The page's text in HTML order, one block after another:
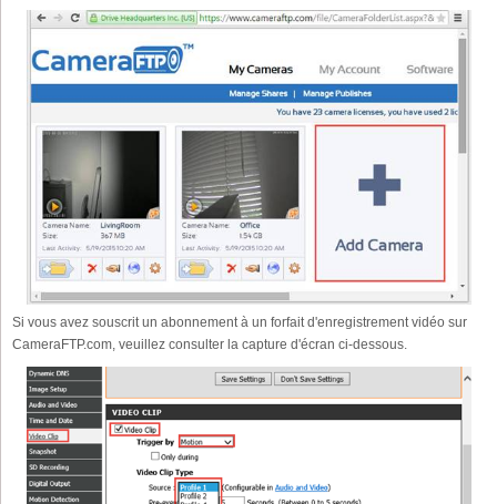
Si vous avez souscrit un abonnement à un forfait d'enregistrement vidéo sur
CameraFTP.com, veuillez consulter la capture d'écran ci-dessous.